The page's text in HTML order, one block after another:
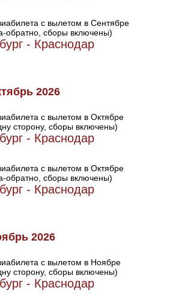
с вылетом в Сентябре
обратно, сборы включены)
- Краснодар
2026
с вылетом в Октябре
сторону, сборы включены)
- Краснодар
с вылетом в Октябре
обратно, сборы включены)
- Краснодар
2026
с вылетом в Ноябре
сторону, сборы включены)
- Краснодар